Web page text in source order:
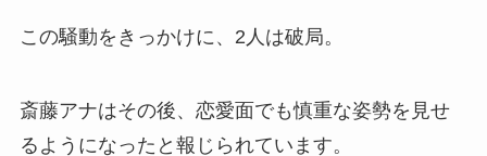
この騒動をきっかけに、2人は破局。
斎藤アナはその後、恋愛面でも慎重な姿勢を見せ
るようになったと報じられています。